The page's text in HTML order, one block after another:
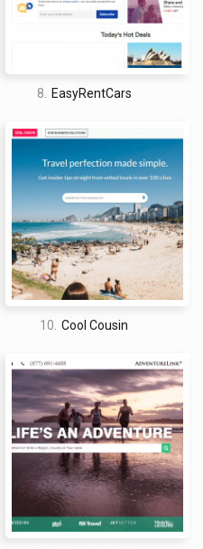
8. EasyRentCars
10. Cool Cousin